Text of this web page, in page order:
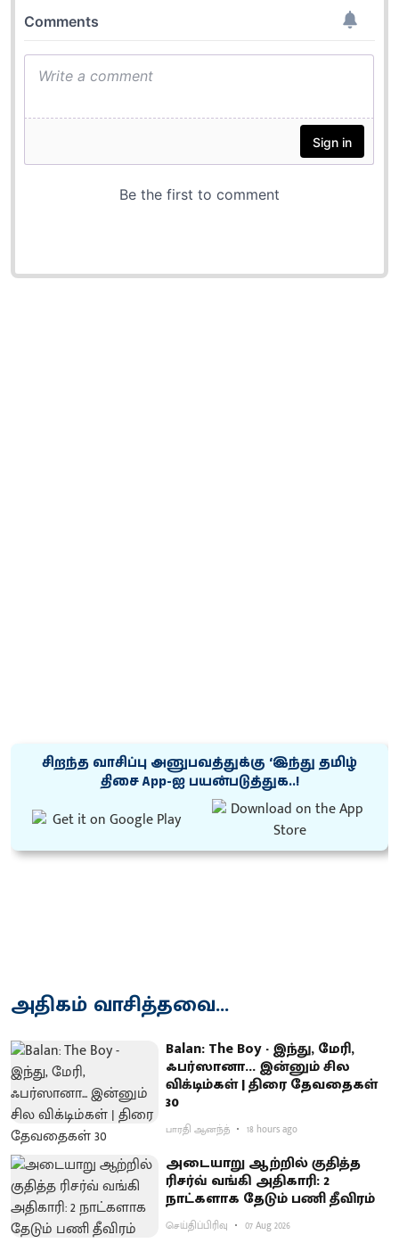
சிறந்த வாசிப்பு அனுபவத்துக்கு ‘இந்து தமிழ்
திசை App-ஐ பயன்படுத்துக..!
அதிகம் வாசித்தவை...
Balan: The Boy - இந்து, மேரி,
ஃபர்ஸானா... இன்னும் சில
விக்டிம்கள் | திரை தேவதைகள்
30
பாரதி ஆனந்த் 18 hours ago
அடையாறு ஆற்றில் குதித்த
ரிசர்வ் வங்கி அதிகாரி: 2
நாட்களாக தேடும் பணி தீவிரம்
செய்திப்பிரிவு 07 Aug 2026